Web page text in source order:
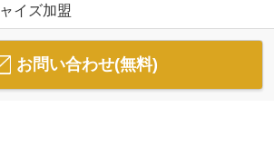
ャイズ加盟
お問い合わせ(無料)